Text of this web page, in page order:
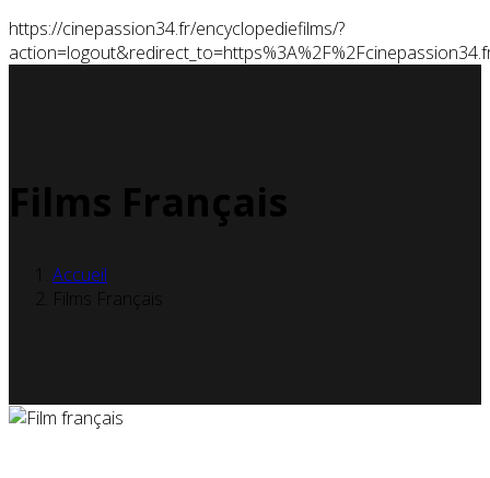
https://cinepassion34.fr/encyclopediefilms/?
Films Français
Accueil
Films Français